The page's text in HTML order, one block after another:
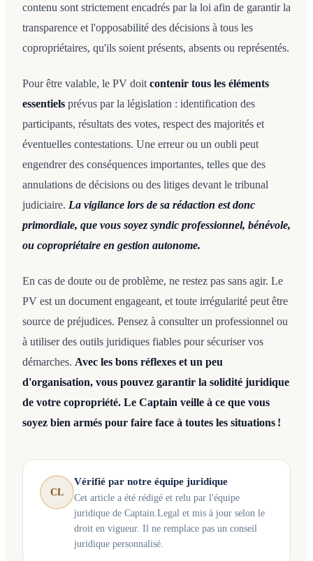
contenu sont strictement encadrés par la loi afin de garantir la
transparence et l'opposabilité des décisions à tous les
copropriétaires, qu'ils soient présents, absents ou représentés.
Pour être valable, le PV doit contenir tous les éléments
essentiels prévus par la législation : identification des
participants, résultats des votes, respect des majorités et
éventuelles contestations. Une erreur ou un oubli peut
engendrer des conséquences importantes, telles que des
annulations de décisions ou des litiges devant le tribunal
judiciaire. La vigilance lors de sa rédaction est donc
primordiale, que vous soyez syndic professionnel, bénévole,
ou copropriétaire en gestion autonome.
En cas de doute ou de problème, ne restez pas sans agir. Le
PV est un document engageant, et toute irrégularité peut être
source de préjudices. Pensez à consulter un professionnel ou
à utiliser des outils juridiques fiables pour sécuriser vos
démarches. Avec les bons réflexes et un peu
d'organisation, vous pouvez garantir la solidité juridique
de votre copropriété. Le Captain veille à ce que vous
soyez bien armés pour faire face à toutes les situations !
CL
Vérifié par notre équipe juridique
Cet article a été rédigé et relu par l'équipe
juridique de Captain.Legal et mis à jour selon le
droit en vigueur. Il ne remplace pas un conseil
juridique personnalisé.